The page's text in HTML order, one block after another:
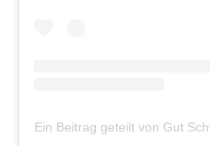
Ein Beitrag geteilt von Gut